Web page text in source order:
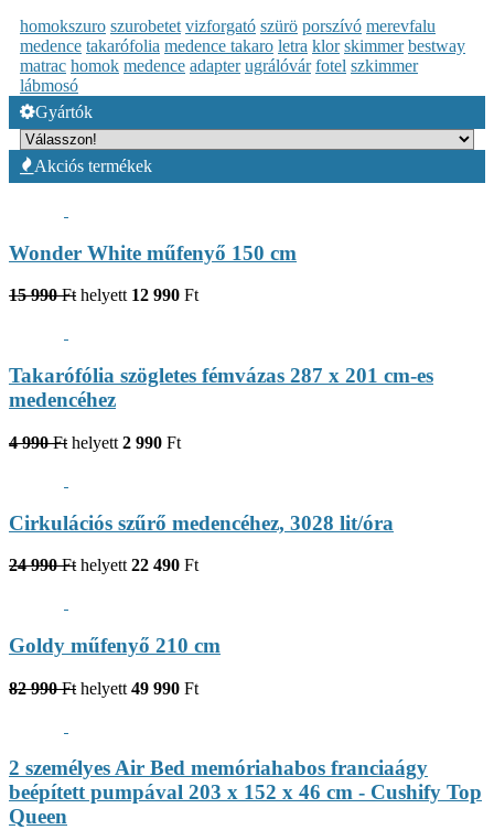
homokszuro szurobetet vizforgató szürö porszívó merevfalu
medence takarófolia medence takaro letra klor skimmer bestway
matrac homok medence adapter ugrálóvár fotel szkimmer
lábmosó
Gyártók
Akciós termékek
Wonder White műfenyő 150 cm
15 990 Ft helyett 12 990 Ft
Takarófólia szögletes fémvázas 287 x 201 cm-es
medencéhez
4 990 Ft helyett 2 990 Ft
Cirkulációs szűrő medencéhez, 3028 lit/óra
24 990 Ft helyett 22 490 Ft
Goldy műfenyő 210 cm
82 990 Ft helyett 49 990 Ft
2 személyes Air Bed memóriahabos franciaágy
beépített pumpával 203 x 152 x 46 cm - Cushify Top
Queen